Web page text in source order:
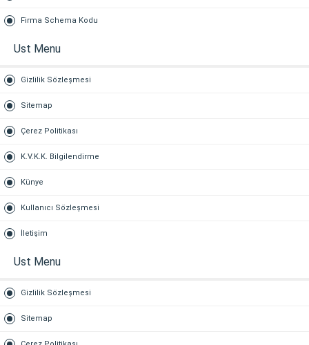
Firma Schema Kodu
Ust Menu
Gizlilik Sözleşmesi
Sitemap
Çerez Politikası
K.V.K.K. Bilgilendirme
Künye
Kullanıcı Sözleşmesi
İletişim
Ust Menu
Gizlilik Sözleşmesi
Sitemap